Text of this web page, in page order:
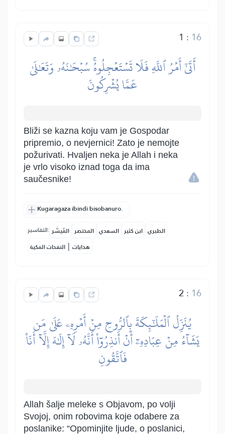
1 : 16
أَتَىٰٓ أَمۡرُ ٱللَّهِ فَلَا تَسۡتَعۡجِلُوهُۚ سُبۡحَٰنَهُۥ وَتَعَٰلَىٰ
عَمَّا يُشۡرِكُونَ
Bliži se kazna koju vam je Gospodar
pripremio, o nevjernici! Zato je nemojte
požurivati. Hvaljen neka je Allah i neka
je vrlo visoko iznad toga da ima
saučesnike!
Kugaragaza ibindi bisobanuro.
التفاسير: المُيسَّر المختصر السعدي ابن كثير الطبري
النفحات المكية | هدايات
2 : 16
يُنَزِّلُ ٱلۡمَلَٰٓئِكَةَ بِٱلرُّوحِ مِنۡ أَمۡرِهِۦ عَلَىٰ مَن
يَشَآءُ مِنۡ عِبَادِهِۦٓ أَنۡ أَنذِرُوٓاْ أَنَّهُۥ لَآ إِلَٰهَ إِلَّآ أَنَا۠
فَٱتَّقُونِ
Allah šalje meleke s Objavom, po volji
Svojoj, onim robovima koje odabere za
poslanike: “Opominjite ljude, o poslanici,